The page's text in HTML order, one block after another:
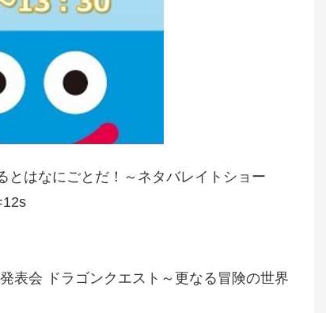
とはなにごとだ！～ネタバレイトショー
表会 ドラゴンクエスト～更なる冒険の世界